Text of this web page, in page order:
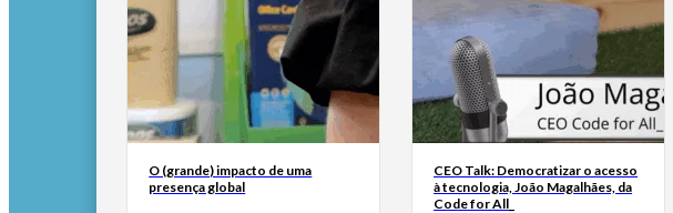
O (grande) impacto de uma
presença global
CEO Talk: Democratizar o acesso
à tecnologia, João Magalhães, da
Code for All_